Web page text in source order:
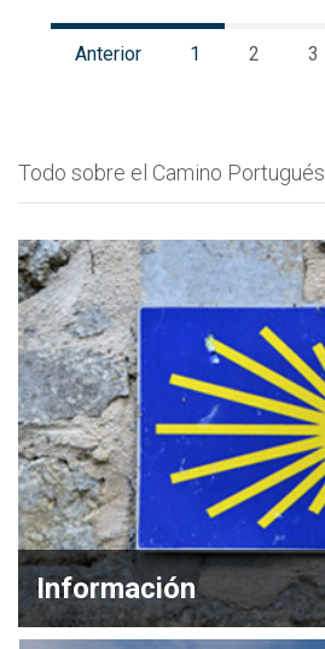
Anterior 1 2 3
Todo sobre el Camino Portugués
Información